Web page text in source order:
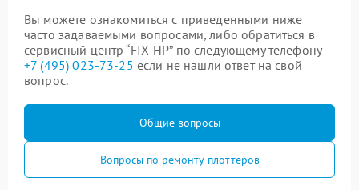
Вы можете ознакомиться с приведенными ниже
часто задаваемыми вопросами, либо обратиться в
сервисный центр “FIX-HP” по следующему телефону
+7 (495) 023-73-25 если не нашли ответ на свой
вопрос.
Общие вопросы
Вопросы по ремонту плоттеров